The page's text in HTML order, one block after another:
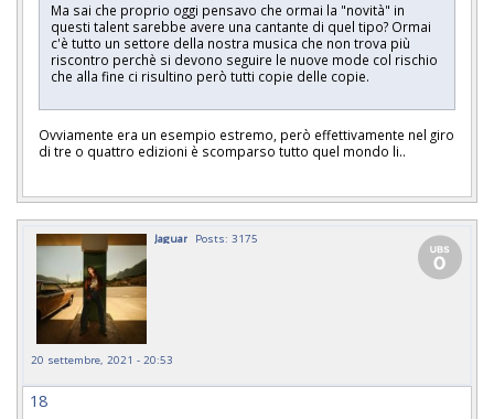
Ma sai che proprio oggi pensavo che ormai la "novità" in
questi talent sarebbe avere una cantante di quel tipo? Ormai
c'è tutto un settore della nostra musica che non trova più
riscontro perchè si devono seguire le nuove mode col rischio
che alla fine ci risultino però tutti copie delle copie.
Ovviamente era un esempio estremo, però effettivamente nel giro
di tre o quattro edizioni è scomparso tutto quel mondo li..
Jaguar Posts: 3175
20 settembre, 2021 - 20:53
18